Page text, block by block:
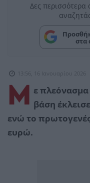
Δες
στα
13:56, 16 Ιανουαρίου 2026
Μ
ε
βάση
ενώ το
ευρώ.